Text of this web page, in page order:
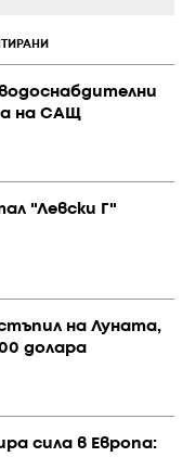
на САЩ
"Левски Г"
на Луната,
долара
сила в Европа: